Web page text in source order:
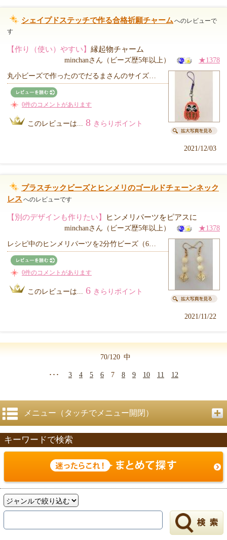
シェイプドステッチで作る合格祈願チャーム へのレビューで
す
【作り（使い）やすい】 縁起物チャーム
minchanさん（ビーズ歴5年以上） ★1378
丸小ビーズで作ったのでだるまさんのサイズ…
0件のコメントがあります
このレビューは... 8 きらりポイント
2021/12/03
プラスチックビーズとヒンメリのゴールドチェーンネック
レス へのレビューです
【別のデザインも作りたい】 ヒンメリパーツをピアスに
minchanさん（ビーズ歴5年以上） ★1378
レシピ中のヒンメリパーツを2分竹ビーズ（6…
0件のコメントがあります
このレビューは... 6 きらりポイント
2021/11/22
70/120 中
･･･ 3 4 5 6 7 8 9 10 11 12
メニュー（タッチでメニュー開閉）
キーワードで検索